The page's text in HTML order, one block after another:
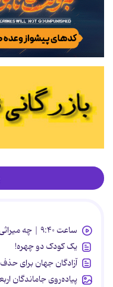
ساعت ۹:۴۰ | چه میراثی از خود به جای گذاشت؟
یک کودک دو چهره!
آزادگان جهان برای
پیاده‌روی جاماندگان